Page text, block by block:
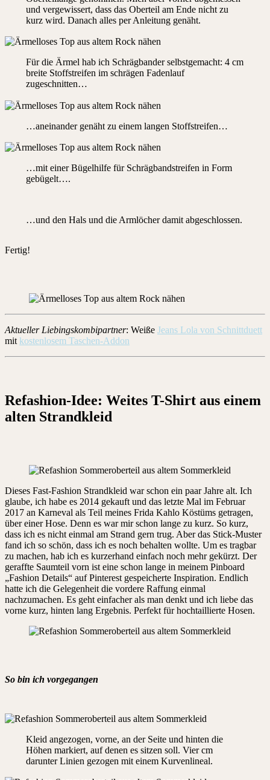
und vergewissert, dass das Oberteil am Ende nicht zu
kurz wird. Danach alles per Anleitung genäht.
Für die Ärmel hab ich Schrägbander selbstgemacht: 4 cm
breite Stoffstreifen im schrägen Fadenlauf
zugeschnitten…
…aneinander genäht zu einem langen Stoffstreifen…
…mit einer Bügelhilfe für Schrägbandstreifen in Form
gebügelt….
…und den Hals und die Armlöcher damit abgeschlossen.
Fertig!
Aktueller Liebingskombipartner: Weiße Jeans Lola von Schnittduett
mit kostenlosem Taschen-Addon
Refashion-Idee: Weites T-Shirt aus einem
alten Strandkleid
Dieses Fast-Fashion Strandkleid war schon ein paar Jahre alt. Ich
glaube, ich habe es 2014 gekauft und das letzte Mal im Februar
2017 an Karneval als Teil meines Frida Kahlo Köstüms getragen,
über einer Hose. Denn es war mir schon lange zu kurz. So kurz,
dass ich es nicht einmal am Strand gern trug. Aber das Stick-Muster
fand ich so schön, dass ich es noch behalten wollte. Um es tragbar
zu machen, hab ich es kurzerhand einfach noch mehr gekürzt. Der
geraffte Saumteil vorn ist eine schon lange in meinem Pinboard
„Fashion Details“ auf Pinterest gespeicherte Inspiration. Endlich
hatte ich die Gelegenheit die vordere Raffung einmal
nachzumachen. Es geht einfacher als man denkt und ich liebe das
vorne kurz, hinten lang Ergebnis. Perfekt für hochtaillierte Hosen.
So bin ich vorgegangen
Kleid angezogen, vorne, an der Seite und hinten die
Höhen markiert, auf denen es sitzen soll. Vier cm
darunter Linien gezogen mit einem Kurvenlineal.